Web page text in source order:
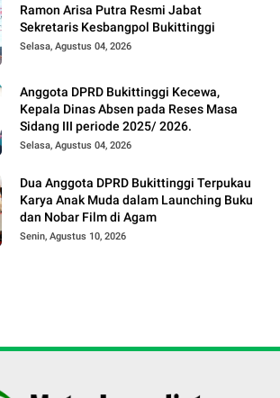
Ramon Arisa Putra Resmi Jabat
Sekretaris Kesbangpol Bukittinggi
Selasa, Agustus 04, 2026
Anggota DPRD Bukittinggi Kecewa,
Kepala Dinas Absen pada Reses Masa
Sidang III periode 2025/ 2026.
Selasa, Agustus 04, 2026
Dua Anggota DPRD Bukittinggi Terpukau
Karya Anak Muda dalam Launching Buku
dan Nobar Film di Agam
Senin, Agustus 10, 2026